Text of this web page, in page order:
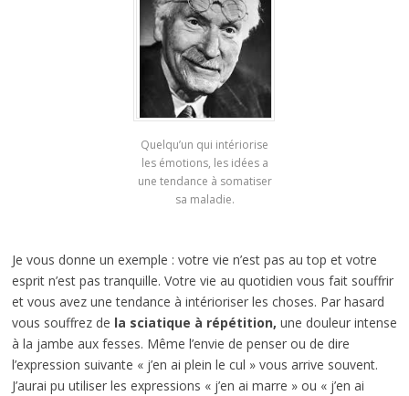
Quelqu’un qui intériorise
les émotions, les idées a
une tendance à somatiser
sa maladie.
Je vous donne un exemple : votre vie n’est pas au top et votre
esprit n’est pas tranquille. Votre vie au quotidien vous fait souffrir
et vous avez une tendance à intérioriser les choses. Par hasard
vous souffrez de la sciatique à répétition, une douleur intense
à la jambe aux fesses. Même l’envie de penser ou de dire
l’expression suivante « j’en ai plein le cul » vous arrive souvent.
J’aurai pu utiliser les expressions « j’en ai marre » ou « j’en ai